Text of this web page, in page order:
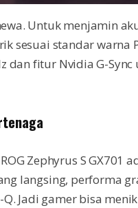
Untuk menjamin
sesuai standar warna
dan fitur Nvidia G-
Zephyrus S GX701
langsing, performa
Q. Jadi gamer bisa